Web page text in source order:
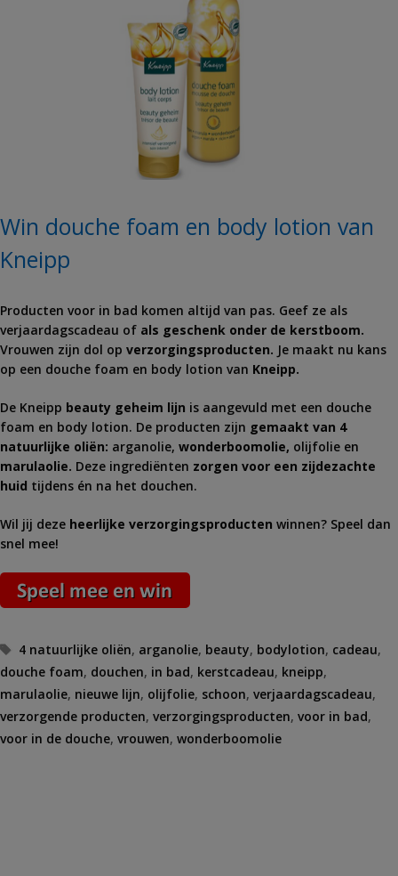
Win douche foam en body lotion van
Kneipp
Producten voor in bad komen altijd van pas. Geef ze als
verjaardagscadeau of als geschenk onder de kerstboom.
Vrouwen zijn dol op verzorgingsproducten. Je maakt nu kans
op een douche foam en body lotion van Kneipp.
De Kneipp beauty geheim lijn is aangevuld met een douche
foam en body lotion. De producten zijn gemaakt van 4
natuurlijke oliën: arganolie, wonderboomolie, olijfolie en
marulaolie. Deze ingrediënten zorgen voor een zijdezachte
huid tijdens én na het douchen.
Wil jij deze heerlijke verzorgingsproducten winnen? Speel dan
snel mee!
Tags
4 natuurlijke oliën, arganolie, beauty, bodylotion, cadeau,
douche foam, douchen, in bad, kerstcadeau, kneipp,
marulaolie, nieuwe lijn, olijfolie, schoon, verjaardagscadeau,
verzorgende producten, verzorgingsproducten, voor in bad,
voor in de douche, vrouwen, wonderboomolie